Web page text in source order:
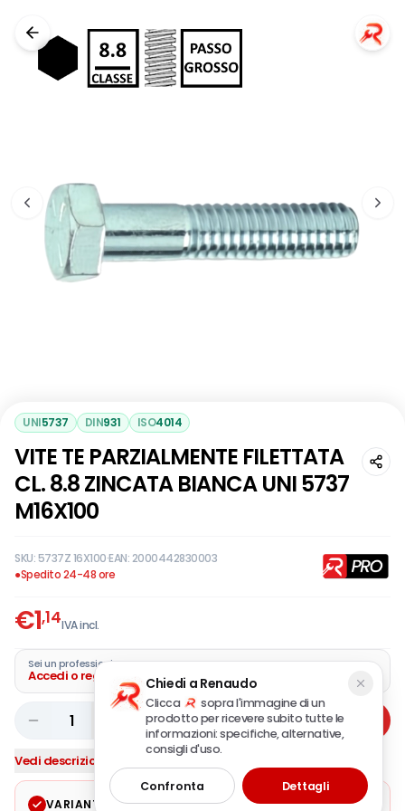
UNI5737 DIN931 ISO4014
VITE TE PARZIALMENTE FILETTATA
CL. 8.8 ZINCATA BIANCA UNI 5737
M16X100
SKU:5737Z 16X100·EAN:2000442830003
●Spedito 24-48 ore
€1,14IVA incl.
Sei un professionista?
Accedi o registra la tua azienda
1 Aggiungi
Vedi descrizione completa
VARIANTE SELEZIONATA Modifica
Chiedi a Renaudo
Clicca
sopra l'immagine di un
prodotto per ricevere subito tutte le
informazioni: specifiche, alternative,
consigli d'uso.
Confronta Dettagli